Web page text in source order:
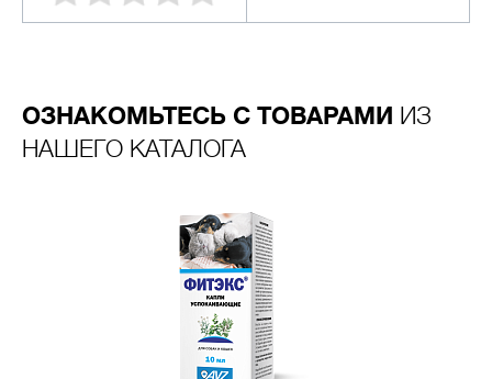
ОЗНАКОМЬТЕСЬ С ТОВАРАМИ ИЗ
НАШЕГО КАТАЛОГА